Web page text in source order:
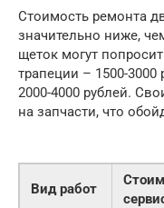
Стоимость ремонта
значительно ниже,
щеток могут
трапеции – 1500-3000
2000-4000 рублей.
на запчасти, что
Вид работ